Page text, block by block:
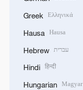
Greek Ελληνικά
Hausa Hausa
Hebrew עברית
Hindi हिन्दी
Hungarian Magyar